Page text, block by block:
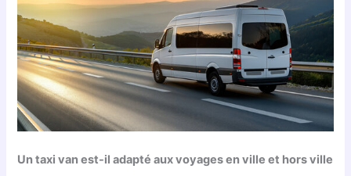
Un taxi van est-il adapté aux voyages en ville et hors ville